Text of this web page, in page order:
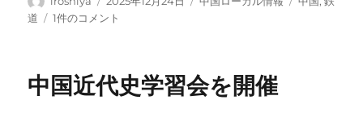
稿
稿
道
全
知
1件のコメント
中国近代史学習会を開催